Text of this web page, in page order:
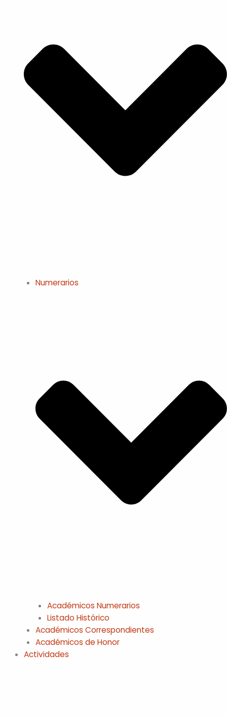
Numerarios
Académicos Numerarios
Listado Histórico
Académicos Correspondientes
Académicos de Honor
Actividades